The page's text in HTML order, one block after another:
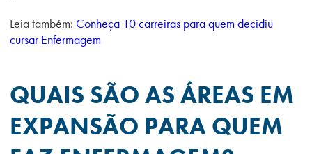
Leia também: Conheça 10 carreiras para quem decidiu
cursar Enfermagem
QUAIS SÃO AS ÁREAS EM
EXPANSÃO PARA QUEM